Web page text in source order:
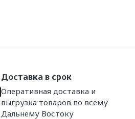
Доставка в срок
Оперативная доставка и
выгрузка товаров по всему
Дальнему Востоку